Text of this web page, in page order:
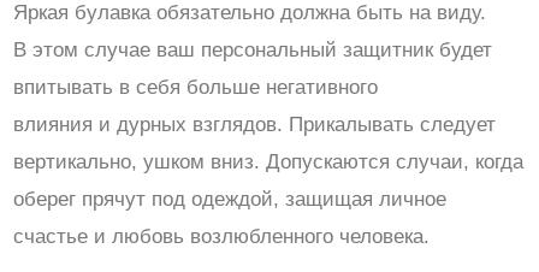
Яркая булавка обязательно должна быть на виду.
В этом случае ваш персональный защитник будет
впитывать в себя больше негативного
влияния и дурных взглядов. Прикалывать следует
вертикально, ушком вниз. Допускаются случаи, когда
оберег прячут под одеждой, защищая личное
счастье и любовь возлюбленного человека.